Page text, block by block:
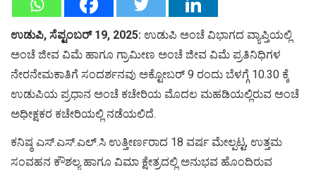
ಉಡುಪಿ, ಸೆಪ್ಟಂಬರ್ 19, 2025: ಉಡುಪಿ ಅಂಚೆ ವಿಭಾಗದ ವ್ಯಾಪ್ತಿಯಲ್ಲಿ
ಅಂಚೆ ಜೀವ ವಿಮೆ ಹಾಗೂ ಗ್ರಾಮೀಣ ಅಂಚೆ ಜೀವ ವಿಮೆ ಪ್ರತಿನಿಧಿಗಳ
ನೇರನೇಮಕಾತಿಗೆ ಸಂದರ್ಶನವು ಅಕ್ಟೋಬರ್ 9 ರಂದು ಬೆಳಗ್ಗೆ 10.30 ಕ್ಕೆ
ಉಡುಪಿಯ ಪ್ರಧಾನ ಅಂಚೆ ಕಚೇರಿಯ ಮೊದಲ ಮಹಡಿಯಲ್ಲಿರುವ ಅಂಚೆ
ಅಧೀಕ್ಷಕರ ಕಚೇರಿಯಲ್ಲಿ ನಡೆಯಲಿದೆ.
ಕನಿಷ್ಠ ಎಸ್.ಎಸ್.ಎಲ್.ಸಿ ಉತ್ತೀರ್ಣರಾದ 18 ವರ್ಷ ಮೇಲ್ಪಟ್ಟ, ಉತ್ತಮ
ಸಂವಹನ ಕೌಶಲ್ಯ ಹಾಗೂ ವಿಮಾ ಕ್ಷೇತ್ರದಲ್ಲಿ ಅನುಭವ ಹೊಂದಿರುವ